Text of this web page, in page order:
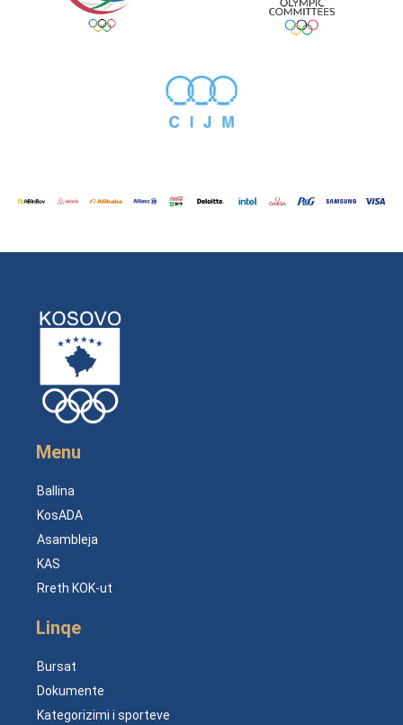
Menu
Ballina
KosADA
Asambleja
KAS
Rreth KOK-ut
Linqe
Bursat
Dokumente
Kategorizimi i sporteve